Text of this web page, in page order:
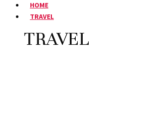
HOME
TRAVEL
TRAVEL